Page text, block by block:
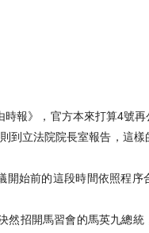
報》，官方本來打算4號
到立法院院長室報告，這
始前的這段時間依照程序
招開馬習會的馬英九總統